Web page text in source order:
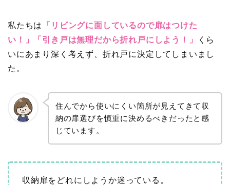
私たちは
「リビングに面しているので扉はつけた
い！」「引き戸は無理だから折れ戸にしよう！」
くら
いにあまり深く考えず、 折れ戸に決定してしまいまし
た。
住んでから使いにくい箇所が見えてきて収
納の扉選びを慎重に決めるべきだったと感
じています。
収納扉をどれにしようか迷っている。